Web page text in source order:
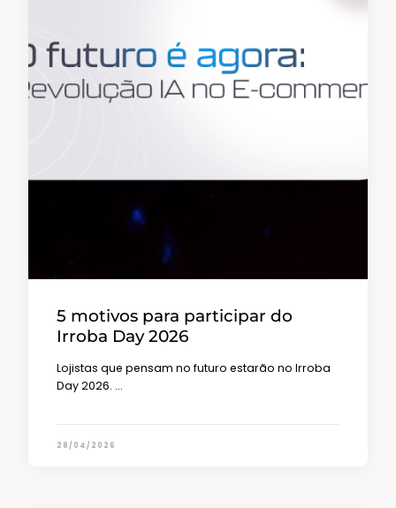
5 motivos para participar do
Irroba Day 2026
Lojistas que pensam no futuro estarão no Irroba
Day 2026. …
28/04/2026